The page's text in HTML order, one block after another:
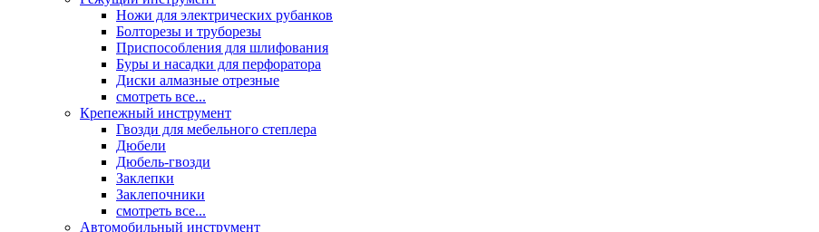
Ножи для электрических рубанков
Болторезы и труборезы
Приспособления для шлифования
Буры и насадки для перфоратора
Диски алмазные отрезные
смотреть все...
Крепежный инструмент
Гвозди для мебельного степлера
Дюбели
Дюбель-гвозди
Заклепки
Заклепочники
смотреть все...
Автомобильный инструмент